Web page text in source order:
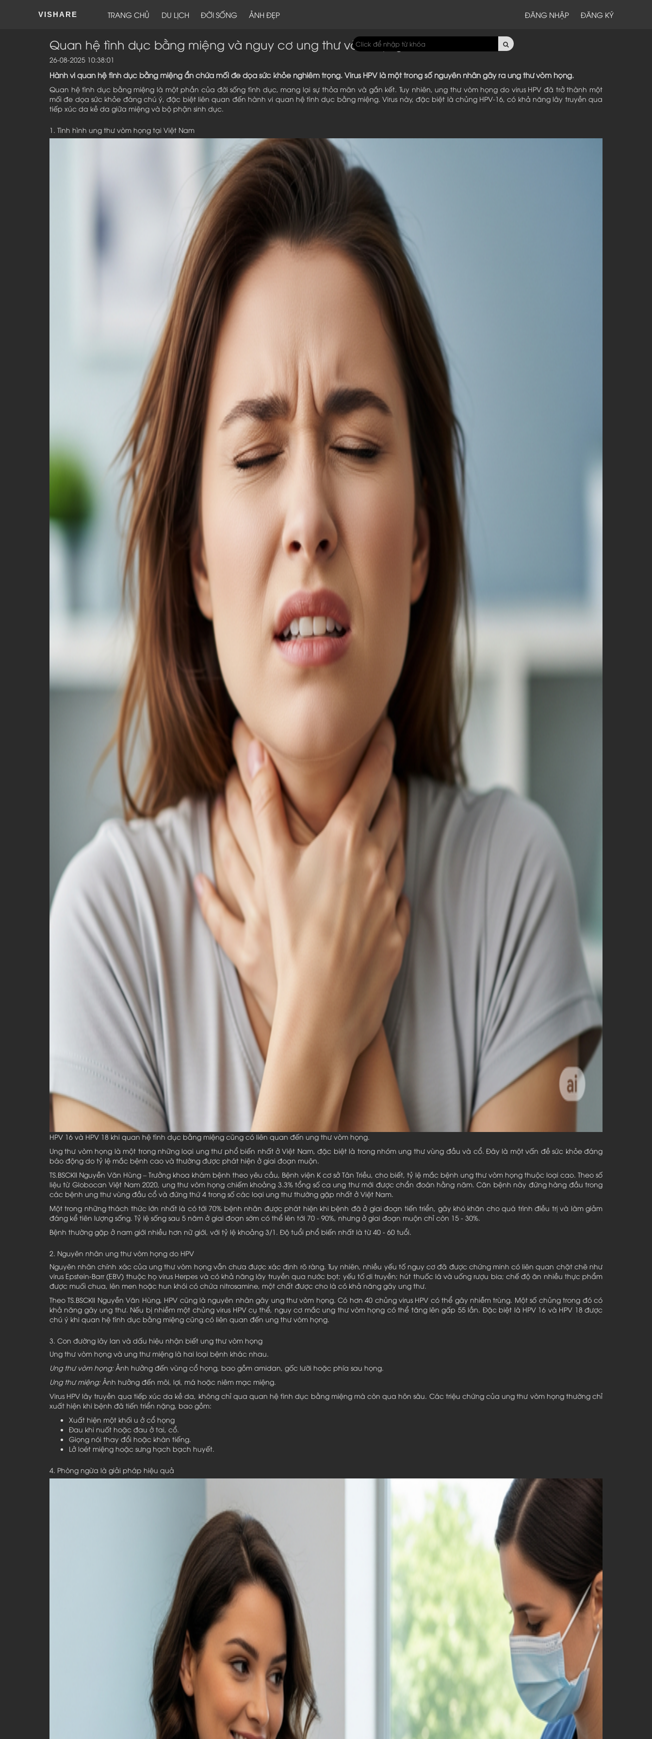
VISHARE TRANG CHỦ DU LỊCH ĐỜI SỐNG ẢNH ĐẸP ĐĂNG KÝ
ĐĂNG NHẬP
Quan hệ tình dục bằng miệng và nguy cơ ung thư vòm họng
26-08-2025 10:38:01
Hành vi quan hệ tình dục bằng miệng ẩn chứa mối đe dọa sức khỏe nghiêm trọng. Virus HPV là một trong số nguyên nhân gây ra ung thư vòm họng.
Quan hệ tình dục bằng miệng là một phần của đời sống tình dục, mang lại sự thỏa mãn và gắn kết. Tuy nhiên, ung thư vòm họng do virus HPV đã trở thành một
mối đe dọa sức khỏe đáng chú ý, đặc biệt liên quan đến hành vi quan hệ tình dục bằng miệng. Virus này, đặc biệt là chủng HPV-16, có khả năng lây truyền qua
tiếp xúc da kề da giữa miệng và bộ phận sinh dục.
1. Tình hình ung thư vòm họng tại Việt Nam
HPV 16 và HPV 18 khi quan hệ tình dục bằng miệng cũng có liên quan đến ung thư vòm họng.
Ung thư vòm họng là một trong những loại ung thư phổ biến nhất ở Việt Nam, đặc biệt là trong nhóm ung thư vùng đầu và cổ. Đây là một vấn đề sức khỏe đáng
báo động do tỷ lệ mắc bệnh cao và thường được phát hiện ở giai đoạn muộn.
TS.BSCKII Nguyễn Văn Hùng – Trưởng khoa khám bệnh theo yêu cầu, Bệnh viện K cơ sở Tân Triều, cho biết, tỷ lệ mắc bệnh ung thư vòm họng thuộc loại cao. Theo số
liệu từ Globocan Việt Nam 2020, ung thư vòm họng chiếm khoảng 3.3% tổng số ca ung thư mới được chẩn đoán hằng năm. Căn bệnh này đứng hàng đầu trong
các bệnh ung thư vùng đầu cổ và đứng thứ 4 trong số các loại ung thư thường gặp nhất ở Việt Nam.
Một trong những thách thức lớn nhất là có tới 70% bệnh nhân được phát hiện khi bệnh đã ở giai đoạn tiến triển, gây khó khăn cho quá trình điều trị và làm giảm
đáng kể tiên lượng sống. Tỷ lệ sống sau 5 năm ở giai đoạn sớm có thể lên tới 70 - 90%, nhưng ở giai đoạn muộn chỉ còn 15 - 30%.
Bệnh thường gặp ở nam giới nhiều hơn nữ giới, với tỷ lệ khoảng 3/1. Độ tuổi phổ biến nhất là từ 40 - 60 tuổi.
2. Nguyên nhân ung thư vòm họng do HPV
Nguyên nhân chính xác của ung thư vòm họng vẫn chưa được xác định rõ ràng. Tuy nhiên, nhiều yếu tố nguy cơ đã được chứng minh có liên quan chặt chẽ như
virus Epstein-Barr (EBV) thuộc họ virus Herpes và có khả năng lây truyền qua nước bọt; yếu tố di truyền; hút thuốc lá và uống rượu bia; chế độ ăn nhiều thực phẩm
được muối chua, lên men hoặc hun khói có chứa nitrosamine, một chất được cho là có khả năng gây ung thư.
Theo TS.BSCKII Nguyễn Văn Hùng, HPV cũng là nguyên nhân gây ung thư vòm họng. Có hơn 40 chủng virus HPV có thể gây nhiễm trùng. Một số chủng trong đó có
khả năng gây ung thư. Nếu bị nhiễm một chủng virus HPV cụ thể, nguy cơ mắc ung thư vòm họng có thể tăng lên gấp 55 lần. Đặc biệt là HPV 16 và HPV 18 được
chú ý khi quan hệ tình dục bằng miệng cũng có liên quan đến ung thư vòm họng.
3. Con đường lây lan và dấu hiệu nhận biết ung thư vòm họng
Ung thư vòm họng và ung thư miệng là hai loại bệnh khác nhau.
Ung thư vòm họng:Ảnh hưởng đến vùng cổ họng, bao gồm amidan, gốc lưỡi hoặc phía sau họng.
Ung thư miệng:Ảnh hưởng đến môi, lợi, má hoặc niêm mạc miệng.
Virus HPV lây truyền qua tiếp xúc da kề da, không chỉ qua quan hệ tình dục bằng miệng mà còn qua hôn sâu. Các triệu chứng của ung thư vòm họng thường chỉ
xuất hiện khi bệnh đã tiến triển nặng, bao gồm:
Xuất hiện một khối u ở cổ họng
Đau khi nuốt hoặc đau ở tai, cổ.
Giọng nói thay đổi hoặc khàn tiếng.
Lở loét miệng hoặc sưng hạch bạch huyết.
4. Phòng ngừa là giải pháp hiệu quả